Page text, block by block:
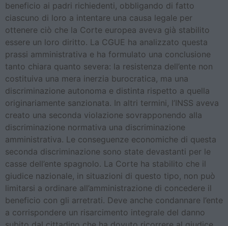
beneficio ai padri richiedenti, obbligando di fatto
ciascuno di loro a intentare una causa legale per
ottenere ciò che la Corte europea aveva già stabilito
essere un loro diritto. La CGUE ha analizzato questa
prassi amministrativa e ha formulato una conclusione
tanto chiara quanto severa: la resistenza dell’ente non
costituiva una mera inerzia burocratica, ma una
discriminazione autonoma e distinta rispetto a quella
originariamente sanzionata. In altri termini, l’INSS aveva
creato una seconda violazione sovrapponendo alla
discriminazione normativa una discriminazione
amministrativa. Le conseguenze economiche di questa
seconda discriminazione sono state devastanti per le
casse dell’ente spagnolo. La Corte ha stabilito che il
giudice nazionale, in situazioni di questo tipo, non può
limitarsi a ordinare all’amministrazione di concedere il
beneficio con gli arretrati. Deve anche condannare l’ente
a corrispondere un risarcimento integrale del danno